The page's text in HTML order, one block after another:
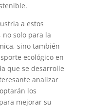
a estos
no solo para la
sino también
ecológico en
que se desarrolle
analizar
los
mejorar su